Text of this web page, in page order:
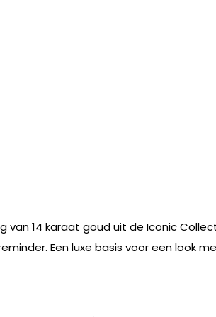
van 14 karaat goud uit de Iconic
Een luxe basis voor een look